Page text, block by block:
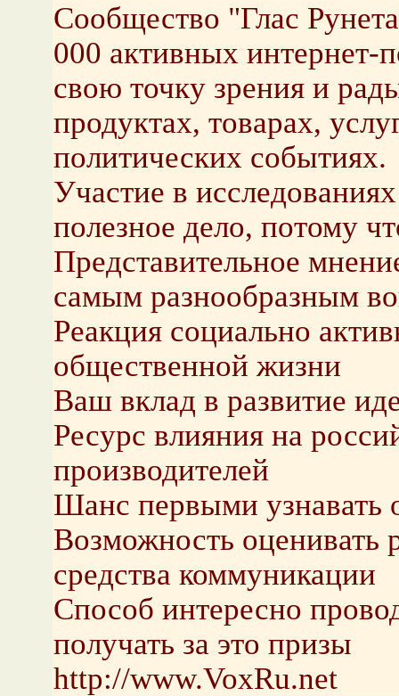
Сообщество "Глас
000 активных интернет-
свою точку зрения и
продуктах, товарах,
политических событиях.
Участие в
полезное дело, потому
Представительное
самым разнообразным
Реакция социально
общественной жизни
Ваш вклад в развитие
Ресурс влияния на
производителей
Шанс первыми узнавать
Возможность оценивать
средства коммуникации
Способ интересно
получать за это призы
http://www.VoxRu.net